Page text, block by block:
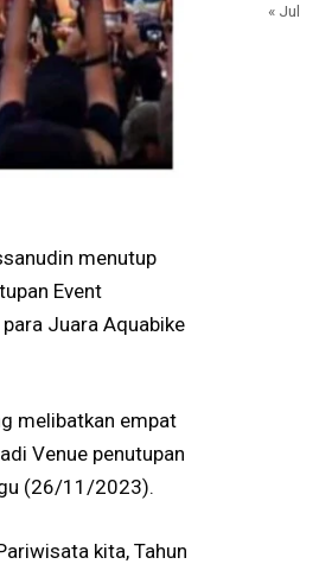
menutup
Event
Juara Aquabike
melibatkan empat
Venue penutupan
(26/11/2023).
kita, Tahun
« Jul